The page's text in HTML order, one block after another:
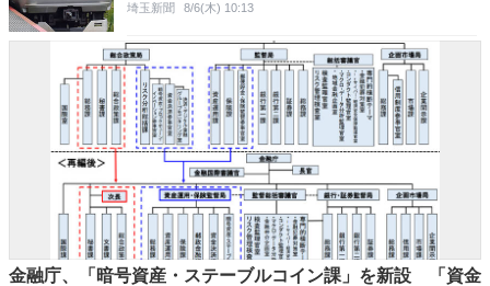
埼玉新聞 8/6(木) 10:13
金融庁、「暗号資産・ステーブルコイン課」を新設 「資金